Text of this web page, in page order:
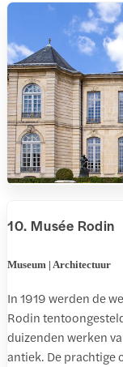
10. Musée Rodin
Museum | Architectuur
In 1919 werden de
Rodin
duizenden werken
antiek. De prachtige